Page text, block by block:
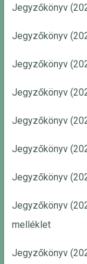
Jegyzőkönyv
Jegyzőkönyv
Jegyzőkönyv
Jegyzőkönyv
Jegyzőkönyv
Jegyzőkönyv
Jegyzőkönyv
Jegyzőkönyv
melléklet
Jegyzőkönyv